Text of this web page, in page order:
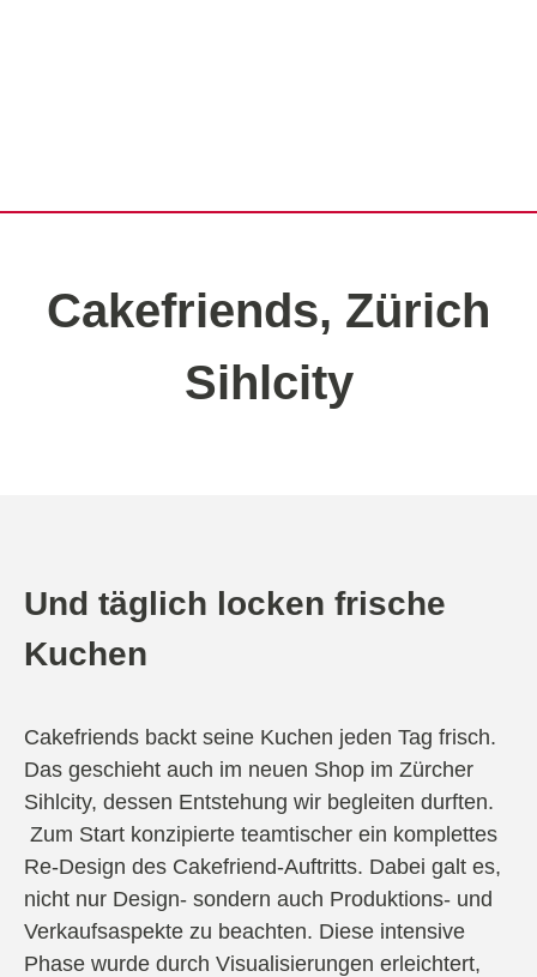
Cakefriends, Zürich
Sihlcity
Und täglich locken frische
Kuchen
Cakefriends backt seine Kuchen jeden Tag frisch.
Das geschieht auch im neuen Shop im Zürcher
Sihlcity, dessen Entstehung wir begleiten durften.
Zum Start konzipierte teamtischer ein komplettes
Re-Design des Cakefriend-Auftritts. Dabei galt es,
nicht nur Design- sondern auch Produktions- und
Verkaufsaspekte zu beachten. Diese intensive
Phase wurde durch Visualisierungen erleichtert,